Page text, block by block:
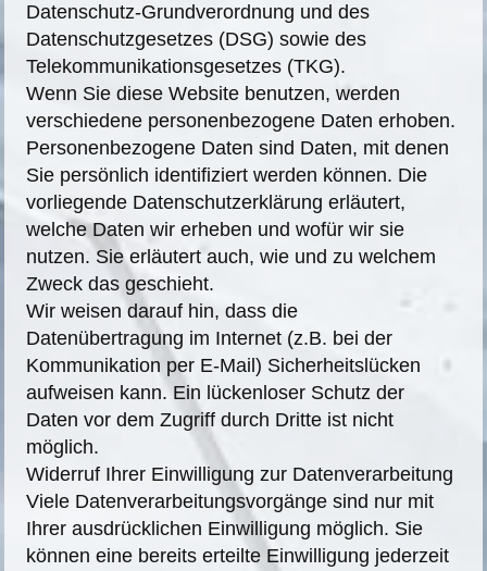
Datenschutz-Grundverordnung und des
Datenschutzgesetzes (DSG) sowie des
Telekommunikationsgesetzes (TKG).
Wenn Sie diese Website benutzen, werden
verschiedene personenbezogene Daten erhoben.
Personenbezogene Daten sind Daten, mit denen
Sie persönlich identifiziert werden können. Die
vorliegende Datenschutzerklärung erläutert,
welche Daten wir erheben und wofür wir sie
nutzen. Sie erläutert auch, wie und zu welchem
Zweck das geschieht.
Wir weisen darauf hin, dass die
Datenübertragung im Internet (z.B. bei der
Kommunikation per E-Mail) Sicherheitslücken
aufweisen kann. Ein lückenloser Schutz der
Daten vor dem Zugriff durch Dritte ist nicht
möglich.
Widerruf Ihrer Einwilligung zur Datenverarbeitung
Viele Datenverarbeitungsvorgänge sind nur mit
Ihrer ausdrücklichen Einwilligung möglich. Sie
können eine bereits erteilte Einwilligung jederzeit